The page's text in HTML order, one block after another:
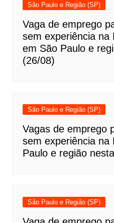
São Paulo e Região (SP)
Vaga de emprego
sem experiência na
em São Paulo e
(26/08)
São Paulo e Região (SP)
Vagas de emprego
sem experiência na
Paulo e região
São Paulo e Região (SP)